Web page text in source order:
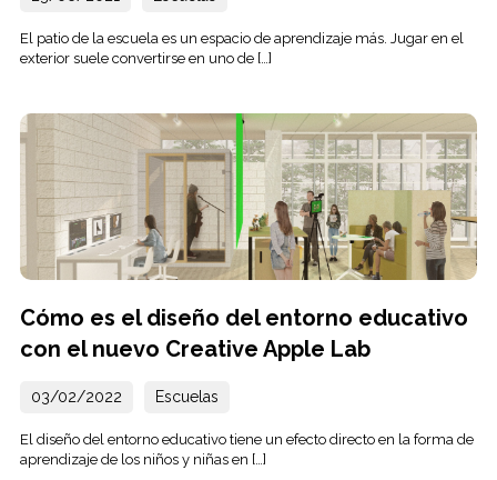
El patio de la escuela es un espacio de aprendizaje más. Jugar en el
exterior suele convertirse en uno de […]
Cómo es el diseño del entorno educativo
con el nuevo Creative Apple Lab
03/02/2022 Escuelas
El diseño del entorno educativo tiene un efecto directo en la forma de
aprendizaje de los niños y niñas en […]